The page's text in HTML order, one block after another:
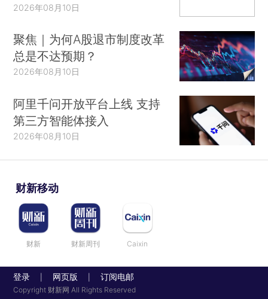
2026年08月10日
聚焦｜为何A股退市制度改革
总是不达预期？
2026年08月10日
阿里千问开放平台上线 支持
第三方智能体接入
2026年08月10日
财新移动
财新 财新周刊 Caixin
登录 网页版 订阅电邮
Copyright 财新网 All Rights Reserved